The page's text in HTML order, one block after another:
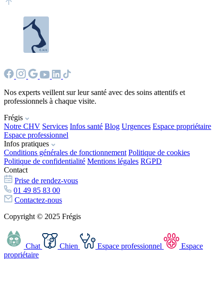
Nos experts veillent sur leur santé avec des soins attentifs et
professionnels à chaque visite.
Frégis
Notre CHV Services Infos santé Blog Urgences Espace propriétaire
Espace professionnel
Infos pratiques
Conditions générales de fonctionnement Politique de cookies
Politique de confidentialité Mentions légales RGPD
Contact
Prise de rendez-vous
01 49 85 83 00
Contactez-nous
Copyright © 2025 Frégis
Chat Chien Espace professionnel
Espace
propriétaire